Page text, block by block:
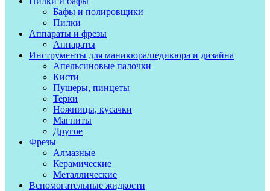
Бафы и полировщики
Пилки
Аппараты и фрезы
Аппараты
Инструменты для маникюра/педикюра и дизайна
Апельсиновые палочки
Кисти
Пушеры, пинцеты
Терки
Ножницы, кусачки
Магниты
Другое
Фрезы
Алмазные
Керамические
Металлические
Вспомогательные жидкости